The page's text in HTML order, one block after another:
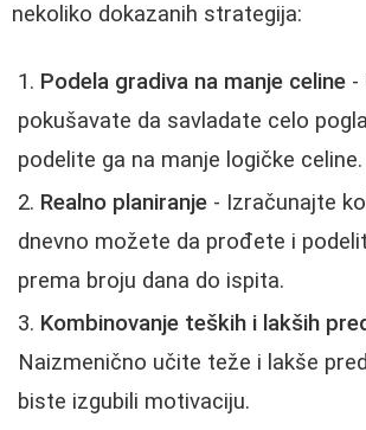
nekoliko dokazanih strategija:
Podela gradiva na manje celine -
pokušavate da savladate celo
podelite ga na manje logičke celine.
Realno planiranje - Izračunajte
dnevno možete da prođete i
prema broju dana do ispita.
Kombinovanje teških i lakših
Naizmenično učite teže i lakše
biste izgubili motivaciju.